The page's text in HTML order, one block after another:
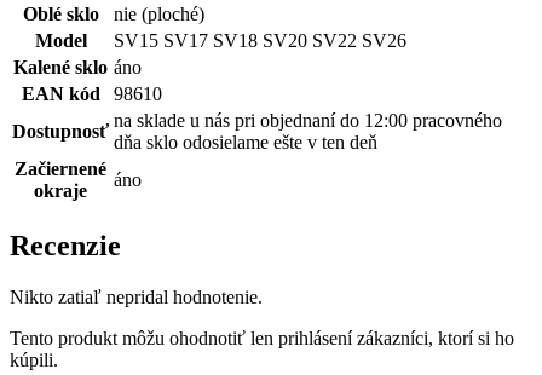
Oblé sklo
nie (ploché)
Model
SV15 SV17 SV18 SV20 SV22 SV26
Kalené sklo áno
EAN kód
98610
Dostupnosť
na sklade u nás pri objednaní do 12:00 pracovného
dňa sklo odosielame ešte v ten deň
Začiernené
okraje
áno
Recenzie
Nikto zatiaľ nepridal hodnotenie.
Tento produkt môžu ohodnotiť len prihlásení zákazníci, ktorí si ho
kúpili.